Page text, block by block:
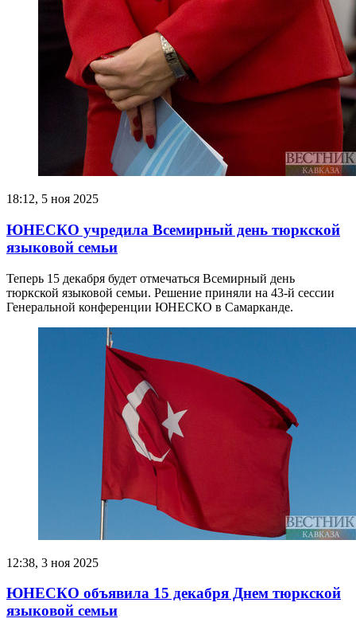
18:12, 5 ноя 2025
ЮНЕСКО учредила Всемирный день тюркской
языковой семьи
Теперь 15 декабря будет отмечаться Всемирный день
тюркской языковой семьи. Решение приняли на 43-й сессии
Генеральной конференции ЮНЕСКО в Самарканде.
12:38, 3 ноя 2025
ЮНЕСКО объявила 15 декабря Днем тюркской
языковой семьи